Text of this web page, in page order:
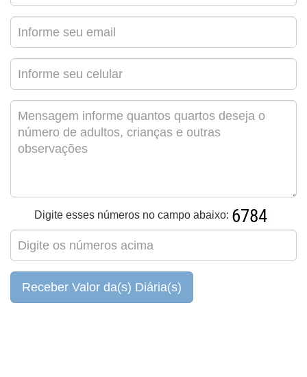
Digite esses números no campo abaixo:
Receber Valor da(s) Diária(s)